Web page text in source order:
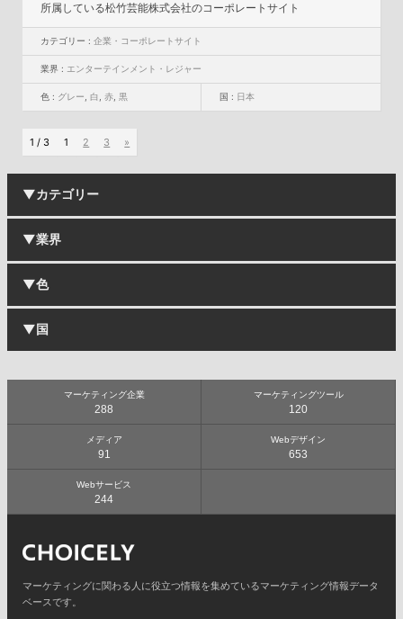
所属している松竹芸能株式会社のコーポレートサイト
カテゴリー :企業・コーポレートサイト
業界 : エンターテインメント・レジャー
色 : グレー ,白 ,赤 ,黒 国 : 日本
1 / 3 1 2 3 »
▼カテゴリー
企業・コーポレートサイト
ブランドサイト
ECサイト・オンラインショップ
施設・店舗サイト
サービスサイト
ポータルサイト
メディアサイト・Webマガジン
ポートフォリオサイト
▼業界
IT・ソフトウェア・通信
食品・飲料
メーカー
建築・住宅・不動産
美容・化粧品
エンターテイメント・レジャー
飲食店
音楽
繊維・化学・薬品
病院・医療・製薬・健康
▼色
白
黄
▼国
マーケティング企業
288
マーケティングツール
120
メディア
91
Webデザイン
653
Webサービス
244
マーケティングに関わる人に役立つ情報を集めているマーケティング情報データ
ベースです。